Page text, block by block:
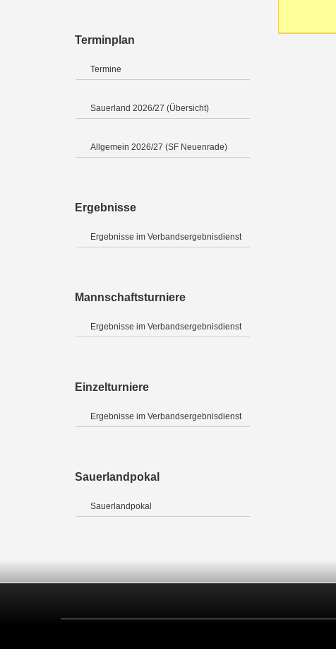
Terminplan
Termine
Sauerland 2026/27 (Übersicht)
Allgemein 2026/27 (SF Neuenrade)
Ergebnisse
Ergebnisse im Verbandsergebnisdienst
Mannschaftsturniere
Ergebnisse im Verbandsergebnisdienst
Einzelturniere
Ergebnisse im Verbandsergebnisdienst
Sauerlandpokal
Sauerlandpokal